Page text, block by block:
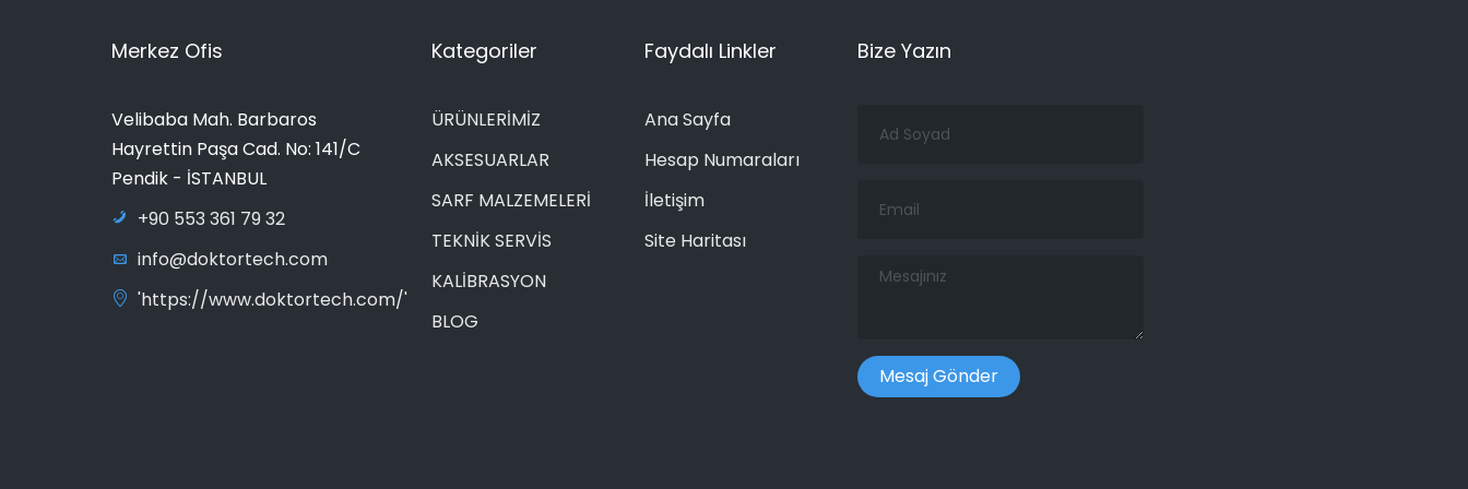
Merkez Ofis
Velibaba Mah. Barbaros
Hayrettin Paşa Cad. No: 141/C
Pendik - İSTANBUL
+90 553 361 79 32
info@doktortech.com
'https://www.doktortech.com/'
Kategoriler
ÜRÜNLERİMİZ
AKSESUARLAR
SARF MALZEMELERİ
TEKNİK SERVİS
KALİBRASYON
BLOG
Faydalı Linkler
Ana Sayfa
Hesap Numaraları
İletişim
Site Haritası
Bize Yazın
Soyad
Mesajınız